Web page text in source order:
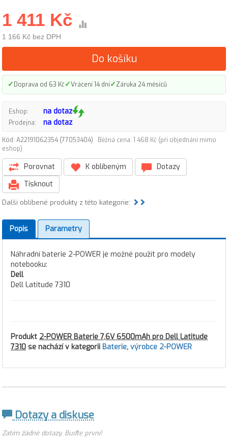
1 411 Kč
1 166 Kč bez DPH
Do košíku
✓Doprava od 63 Kč✓Vrácení 14 dní✓Záruka 24 měsíců
Eshop: na dotaz
Prodejna: na dotaz
Kód: A22191062354 (77053404)
Běžná cena: 1 468 Kč (při objednání mimo
eshop)
Porovnat K oblíbeným
Dotazy
Tisknout
Další oblíbené produkty z této kategorie:
Popis Parametry
Náhradní baterie 2-POWER je možné použít pro modely
notebooku:
Dell
Dell Latitude 7310
Produkt 2-POWER Baterie 7,6V 6500mAh pro Dell Latitude
7310 se nachází v kategorii Baterie, výrobce 2-POWER
Dotazy a diskuse
Zatím žádné dotazy. Buďte první!